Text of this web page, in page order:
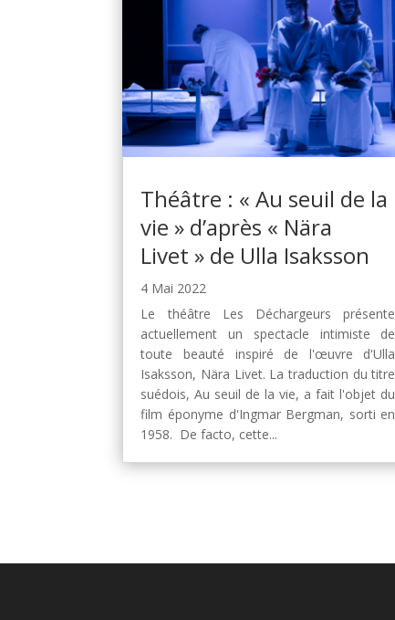
Théâtre : « Au seuil de la
vie » d’après « Nära
Livet » de Ulla Isaksson
4 Mai 2022
Le théâtre Les Déchargeurs présente
actuellement un spectacle intimiste de
toute beauté inspiré de l'œuvre d'Ulla
Isaksson, Nära Livet. La traduction du titre
suédois, Au seuil de la vie, a fait l'objet du
film éponyme d'Ingmar Bergman, sorti en
1958. De facto, cette...